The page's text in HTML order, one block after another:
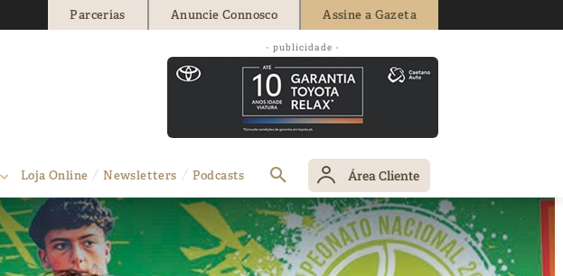
Parcerias Anuncie Connosco Assine a Gazeta
- publicidade -
Loja Online Newsletters Podcasts Área Cliente